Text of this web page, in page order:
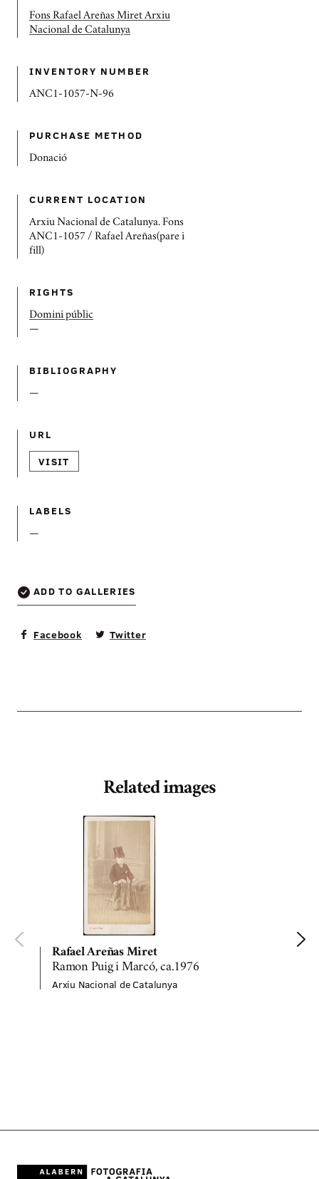
Fons Rafael Areñas Miret Arxiu
Nacional de Catalunya
INVENTORY NUMBER
ANC1-1057-N-96
PURCHASE METHOD
Donació
CURRENT LOCATION
Arxiu Nacional de Catalunya. Fons
ANC1-1057 / Rafael Areñas(pare i
fill)
RIGHTS
Domini públic
—
BIBLIOGRAPHY
—
URL
VISIT
LABELS
—
ADD TO GALLERIES
Facebook Twitter
Related images
Rafael Areñas Miret
Ramon Puig i Marcó, ca.1976
Arxiu Nacional de Catalunya